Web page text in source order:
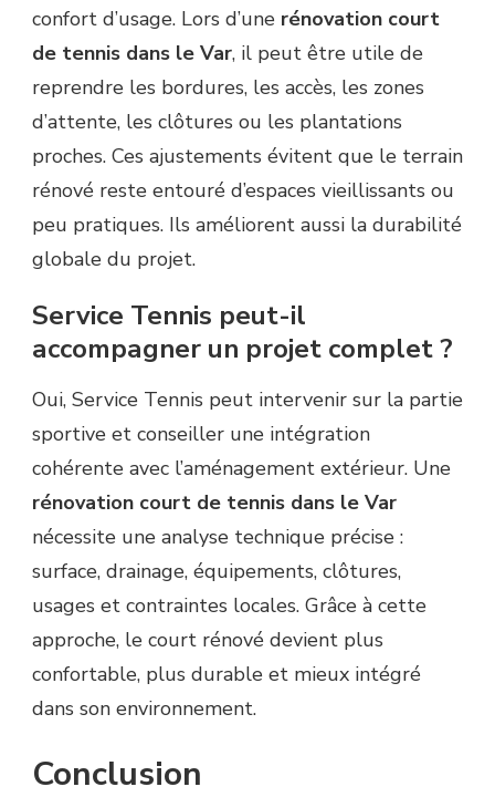
confort d’usage. Lors d’une rénovation court
de tennis dans le Var, il peut être utile de
reprendre les bordures, les accès, les zones
d’attente, les clôtures ou les plantations
proches. Ces ajustements évitent que le terrain
rénové reste entouré d’espaces vieillissants ou
peu pratiques. Ils améliorent aussi la durabilité
globale du projet.
Service Tennis peut-il
accompagner un projet complet ?
Oui, Service Tennis peut intervenir sur la partie
sportive et conseiller une intégration
cohérente avec l’aménagement extérieur. Une
rénovation court de tennis dans le Var
nécessite une analyse technique précise :
surface, drainage, équipements, clôtures,
usages et contraintes locales. Grâce à cette
approche, le court rénové devient plus
confortable, plus durable et mieux intégré
dans son environnement.
Conclusion